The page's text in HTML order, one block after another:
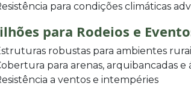
para condições climáticas
para Rodeios e
robustas para ambientes
para arenas, arquibancadas e
a ventos e intempéries